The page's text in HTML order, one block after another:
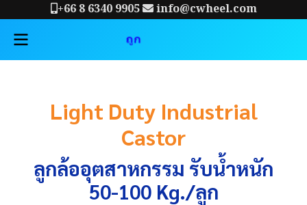
+66 8 6340 9905 info@cwheel.com
Light Duty Industrial
Castor
ลูกล้ออุตสาหกรรม รับน้ำหนัก
50-100 Kg./ลูก